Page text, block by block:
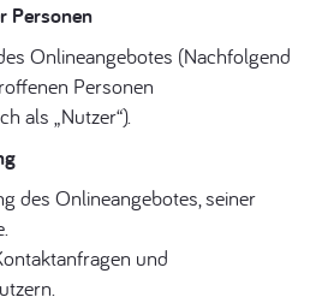
Personen
Onlineangebotes (Nachfolgend
Personen
als „Nutzer“).
des Onlineangebotes, seiner
und